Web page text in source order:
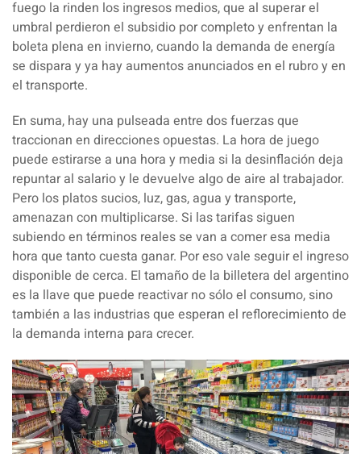
fuego la rinden los ingresos medios, que al superar el
umbral perdieron el subsidio por completo y enfrentan la
boleta plena en invierno, cuando la demanda de energía
se dispara y ya hay aumentos anunciados en el rubro y en
el transporte.
En suma, hay una pulseada entre dos fuerzas que
traccionan en direcciones opuestas. La hora de juego
puede estirarse a una hora y media si la desinflación deja
repuntar al salario y le devuelve algo de aire al trabajador.
Pero los platos sucios, luz, gas, agua y transporte,
amenazan con multiplicarse. Si las tarifas siguen
subiendo en términos reales se van a comer esa media
hora que tanto cuesta ganar. Por eso vale seguir el ingreso
disponible de cerca. El tamaño de la billetera del argentino
es la llave que puede reactivar no sólo el consumo, sino
también a las industrias que esperan el reflorecimiento de
la demanda interna para crecer.